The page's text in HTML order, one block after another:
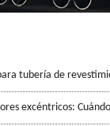
tubería de
excéntricos: